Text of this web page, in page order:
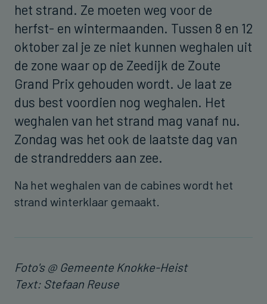
het strand. Ze moeten weg voor de
herfst- en wintermaanden. Tussen 8 en 12
oktober zal je ze niet kunnen weghalen uit
de zone waar op de Zeedijk de Zoute
Grand Prix gehouden wordt. Je laat ze
dus best voordien nog weghalen. Het
weghalen van het strand mag vanaf nu.
Zondag was het ook de laatste dag van
de strandredders aan zee.
Na het weghalen van de cabines wordt het
strand winterklaar gemaakt.
Foto's @ Gemeente Knokke-Heist
Text: Stefaan Reuse